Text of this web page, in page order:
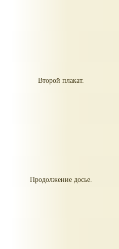
Второй плакат.
Продолжение досье.